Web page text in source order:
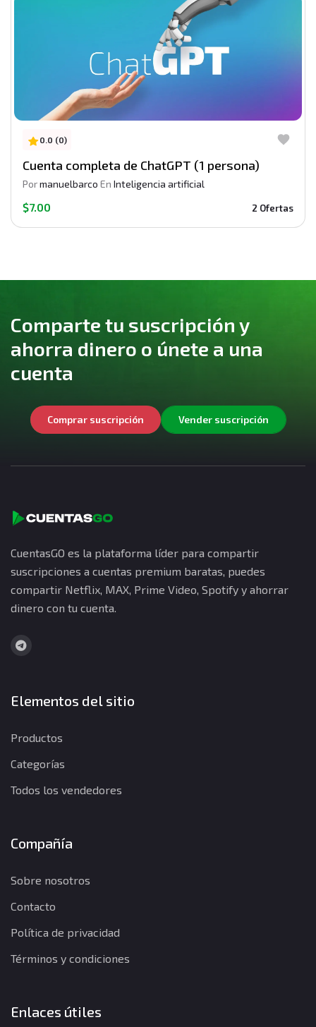
0.0 (0)
Cuenta completa de ChatGPT (1 persona)
Pormanuelbarco En Inteligencia artificial
$7.00 2 Ofertas
Comparte tu suscripción y
ahorra dinero o únete a una
cuenta
Comprar suscripción Vender suscripción
CuentasGO es la plataforma líder para compartir
suscripciones a cuentas premium baratas, puedes
compartir Netflix, MAX, Prime Video, Spotify y ahorrar
dinero con tu cuenta.
Elementos del sitio
Productos
Categorías
Todos los vendedores
Compañía
Sobre nosotros
Contacto
Política de privacidad
Términos y condiciones
Enlaces útiles